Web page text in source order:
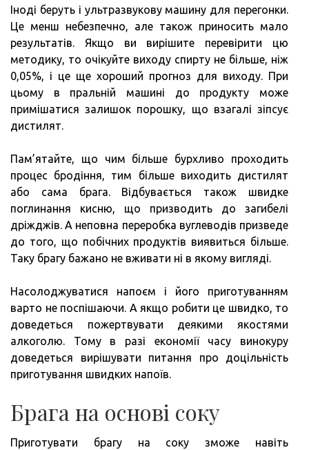
Іноді беруть і ультразвукову машину для перегонки.
Це менш небезпечно, але також приносить мало
результатів. Якщо ви вирішите перевірити цю
методику, то очікуйте виходу спирту не більше, ніж
0,05%, і це ще хороший прогноз для виходу. При
цьому в пральній машині до продукту може
примішатися залишок порошку, що взагалі зіпсує
дистилят.
Пам’ятайте, що чим більше бурхливо проходить
процес бродіння, тим більше виходить дистилят
або сама брага. Відбувається також швидке
поглинання кисню, що призводить до загибелі
дріжджів. А неповна переробка вуглеводів призведе
до того, що побічних продуктів виявиться більше.
Таку брагу бажано не вживати ні в якому вигляді.
Насолоджуватися напоєм і його приготуванням
варто не поспішаючи. А якщо робити це швидко, то
доведеться пожертвувати деякими якостями
алкоголю. Тому в разі економії часу винокуру
доведеться вирішувати питання про доцільність
приготування швидких напоїв.
Брага на основі соку
Приготувати брагу на соку зможе навіть